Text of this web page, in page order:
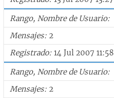
Rango, Nombre de Usuario
Mensajes 2
Registrado 14 Jul 2007 11:58
Rango, Nombre de Usuario
Mensajes 2